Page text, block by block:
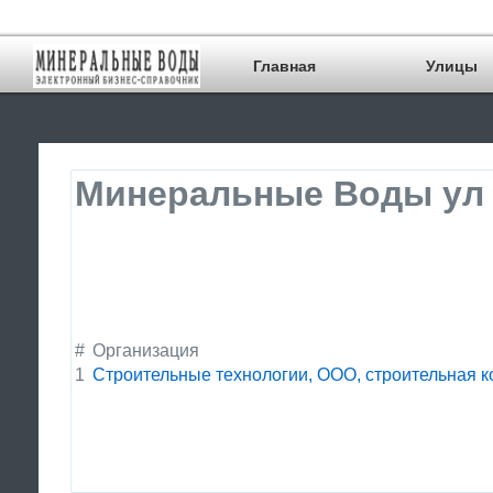
Главная Улицы
Минеральные Воды ул
# Организация
1 Строительные технологии, ООО, строительная